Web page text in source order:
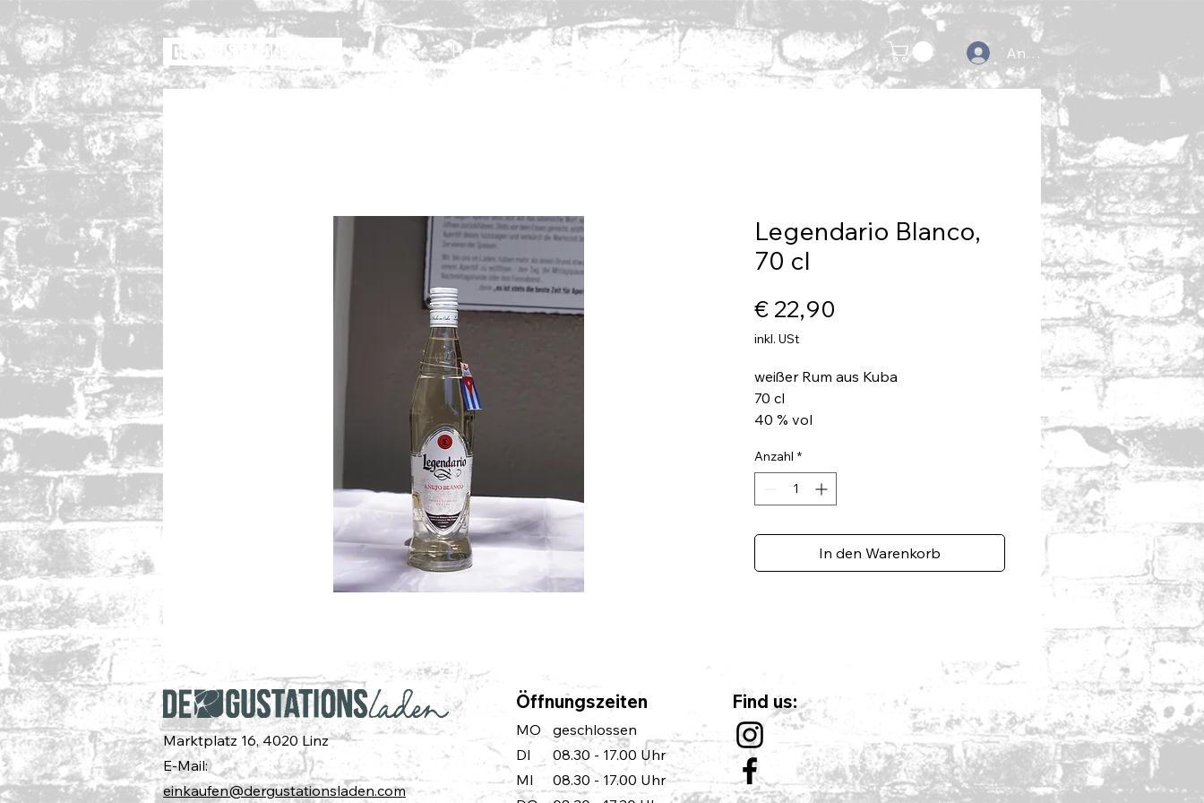
Home Über uns Shop mehr Anmelden
Legendario Blanco,
70 cl
€ 22,90
inkl. USt
weißer Rum aus Kuba
70 cl
40 % vol
Anzahl *
In den Warenkorb
Marktplatz 16, 4020 Linz
E-Mail:
einkaufen@dergustationsladen.com
Öffnungszeiten
MO
DI
MI
geschlossen
08.30 - 17.00 Uhr
08.30 - 17.00 Uhr
Find us: